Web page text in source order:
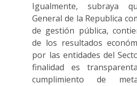
Igualmente, subraya
General de la Republica
de gestión pública,
de los resultados
por las entidades del
finalidad es
cumplimiento de